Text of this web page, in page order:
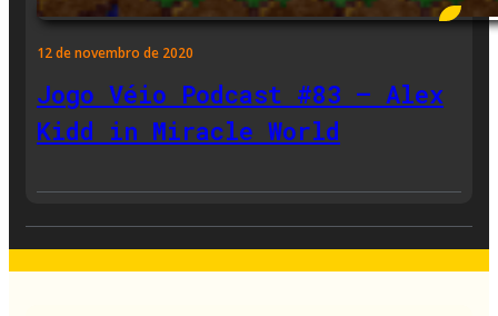
12 de novembro de 2020
Jogo Véio Podcast #83 – Alex
Kidd in Miracle World